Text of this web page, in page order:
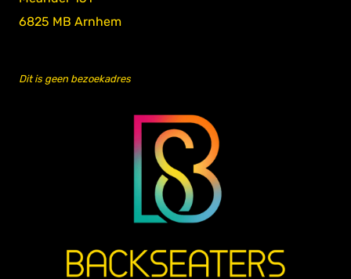
6825 MB Arnhem
Dit is geen bezoekadres